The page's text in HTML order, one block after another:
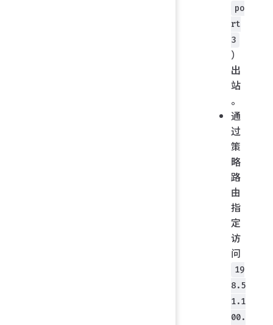
po
rt
3
）
出
站
。
通
过
策
略
路
由
指
定
访
问
19
8.5
1.1
00.